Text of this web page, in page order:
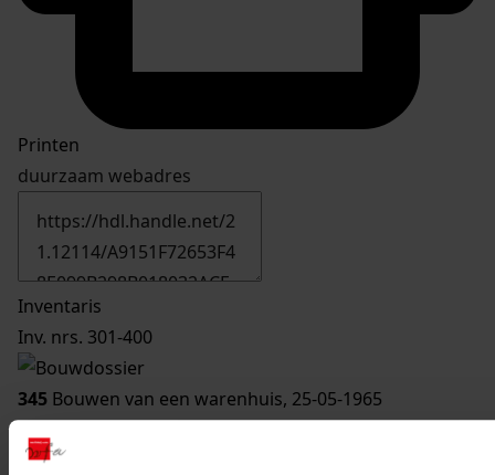
Printen
duurzaam webadres
Inventaris
Inv. nrs. 301-400
345 Bouwen van een warenhuis, 25-05-1965
Datering:
25-05-1965